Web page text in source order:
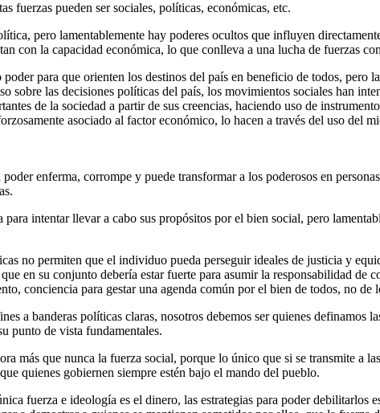
fuerzas pueden ser sociales, políticas, económicas, etc.
pero lamentablemente hay poderes ocultos que influyen
con la capacidad económica, lo que conlleva a una lucha de fuerzas
para que orienten los destinos del país en beneficio de todos, pero
sobre las decisiones políticas del país, los movimientos sociales han
de la sociedad a partir de sus creencias, haciendo uso de
asociado al factor económico, lo hacen a través del uso del
enferma, corrompe y puede transformar a los poderosos en
intentar llevar a cabo sus propósitos por el bien social, pero
no permiten que el individuo pueda perseguir ideales de justicia y
en su conjunto debería estar fuerte para asumir la responsabilidad de
conciencia para gestar una agenda común por el bien de todos, no de
a banderas políticas claras, nosotros debemos ser quienes definamos
punto de vista fundamentales.
más que nunca la fuerza social, porque lo único que si se transmite a
quienes gobiernen siempre estén bajo el mando del pueblo.
fuerza e ideología es el dinero, las estrategias para poder debilitarlos